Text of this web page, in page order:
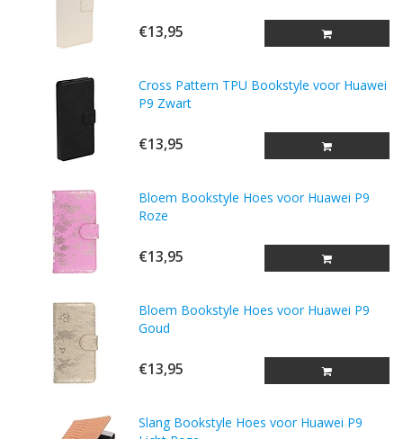
€13,95
Cross Pattern TPU Bookstyle voor Huawei
P9 Zwart
€13,95
Bloem Bookstyle Hoes voor Huawei P9
Roze
€13,95
Bloem Bookstyle Hoes voor Huawei P9
Goud
€13,95
Slang Bookstyle Hoes voor Huawei P9